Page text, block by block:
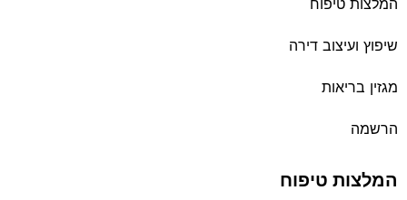
שיפוץ ועיצוב דירה
מגזין בריאות
הרשמה
המלצות טיפוח